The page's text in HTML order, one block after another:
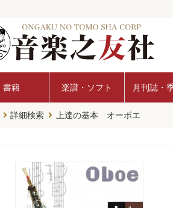
書籍 楽譜・ソフト 月刊誌・
詳細検索 上達の基本 オーボエ